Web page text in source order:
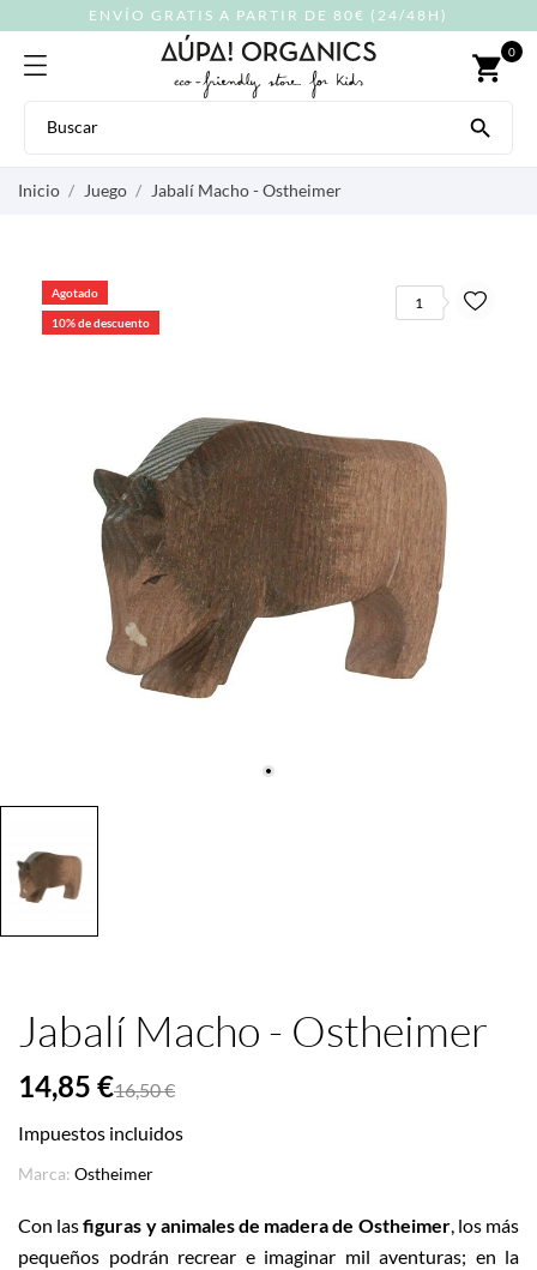
ENVÍO GRATIS A PARTIR DE 80€ (24/48H)
shopping_cart 0

Inicio Juego Jabalí Macho - Ostheimer
Agotado
10% de descuento
1
Jabalí Macho - Ostheimer
14,85 €16,50 €
Impuestos incluidos
Marca: Ostheimer
Con lasfiguras y animales de madera de Ostheimer, los más
pequeños podrán recrear e imaginar mil aventuras; en la